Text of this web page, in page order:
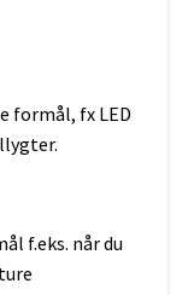
formål, fx LED
f.eks. når du